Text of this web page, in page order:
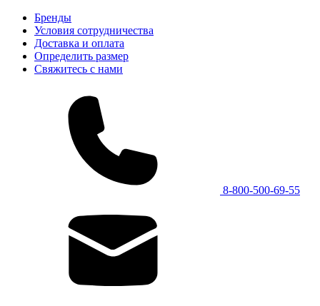
Бренды
Условия сотрудничества
Доставка и оплата
Определить размер
Свяжитесь с нами
8-800-500-69-55